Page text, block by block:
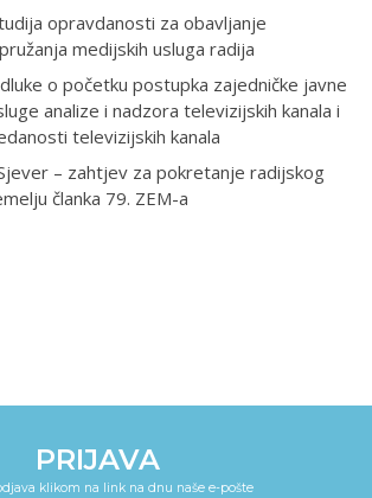
opravdanosti za obavljanje
medijskih usluga radija
o početku postupka zajedničke javne
analize i nadzora televizijskih kanala i
televizijskih kanala
– zahtjev za pokretanje radijskog
članka 79. ZEM-a
PRIJAVA
klikom na link na dnu naše e-pošte